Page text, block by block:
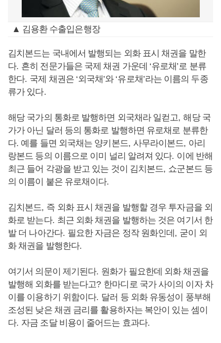
▲ 김용환 수출입은행장
김치본드는 국내에서 발행되는 외화 표시 채권을 말한
다. 흔히 전문가들은 국제 채권 가운데 ‘유로채 ’로 분류
한다. 국제 채권은 ‘외국채 ’와 ‘유로채 ’라는 이름의 두종
류가 있다.
해당 국가의 통화로 발행하면 외국채라 일컫고,해당 국
가가 아닌 달러 등의 통화로 발행하면 유로채로 분류한
다. 예를 들면 외국채는 양키본드, 사무라이본드, 아리
랑본드 등의 이름으로 이미 널리 알려져 있다. 이에 반해
최근 들어 각광을 받고 있는 것이 김치본드, 쇼군본드 등
의 이름이 붙은 유로채이다.
김치본드, 즉 외화 표시 채권을 발행할 경우 투자금을 외
화로 받는다. 최근 외화 채권을 발행하는 것은 여기서 한
발 더 나아간다. 필요한 자금은 정작 원화인데 , 굳이 외
화 채권을 발행한다.
여기서 의문이 제기된다. 원화가 필요한데 외화 채권을
발행해 외화를 받는다고? 한마디로 국가 사이의 이자 차
이를 이용하기 위함이다. 달러 등 외화 유동성이 풍부해
조성된 낮은 채권 금리를 활용하자는 복안이 있는 셈이
다. 자금 조달 비용이 줄어드는 효과다.